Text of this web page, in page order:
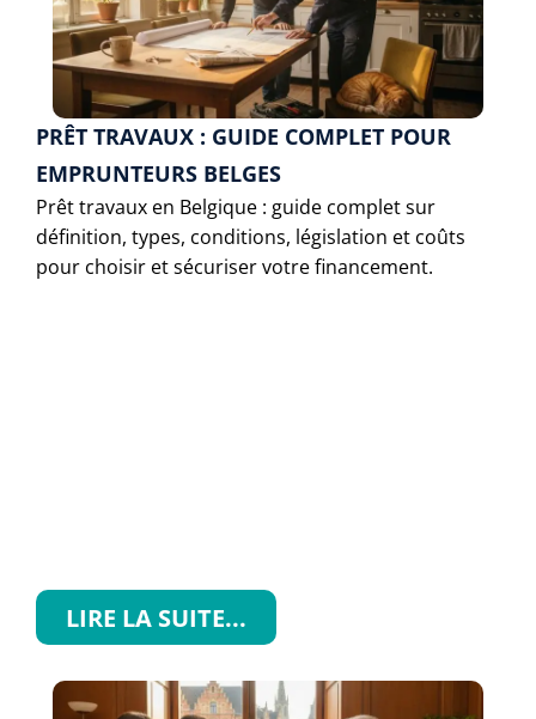
PRÊT TRAVAUX : GUIDE COMPLET POUR
EMPRUNTEURS BELGES
Prêt travaux en Belgique : guide complet sur
définition, types, conditions, législation et coûts
pour choisir et sécuriser votre financement.
LIRE LA SUITE...